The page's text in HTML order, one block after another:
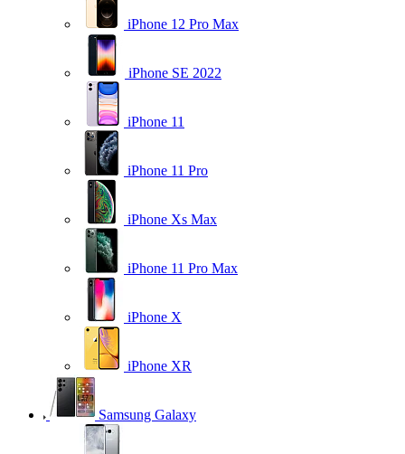
iPhone 12 Pro Max
iPhone SE 2022
iPhone 11
iPhone 11 Pro
iPhone Xs Max
iPhone 11 Pro Max
iPhone X
iPhone XR
Samsung Galaxy